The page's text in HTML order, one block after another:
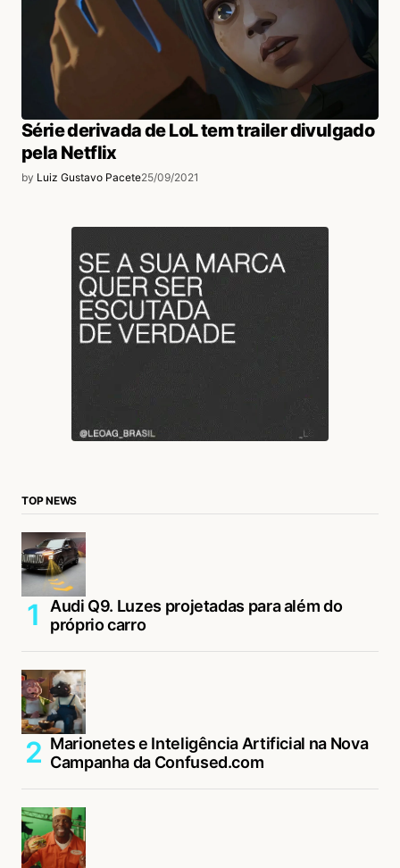
Série derivada de LoL tem trailer divulgado
pela Netflix
by Luiz Gustavo Pacete25/09/2021
TOP NEWS
Audi Q9. Luzes projetadas para além do
próprio carro
Marionetes e Inteligência Artificial na Nova
Campanha da Confused.com